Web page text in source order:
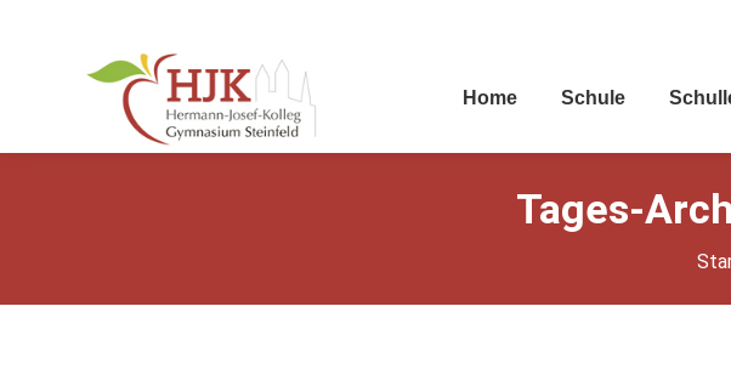
Home Schu­le
Tages-
Sie